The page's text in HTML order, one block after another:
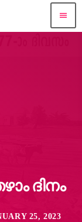
menu
​ദിനം
25, 2023